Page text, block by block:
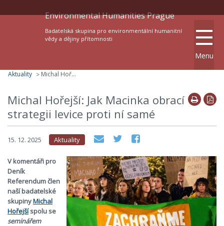
Environmental Humanities Prague
Badatelská skupina pro environmentální humanitní
vědy a dějiny přítomnosti
Michal Hořejší: Jak Macinka obrací
strategii levice proti ní samé
15. 12. 2025 Aktuality
V komentáři pro
Deník
Referendum člen
naší badatelské
skupinyMichal
Hořejšíspolu se
seminářem
Aktuality > Michal Hořejší: Jak Macinka obrací strategii levice proti ní samé
Menu